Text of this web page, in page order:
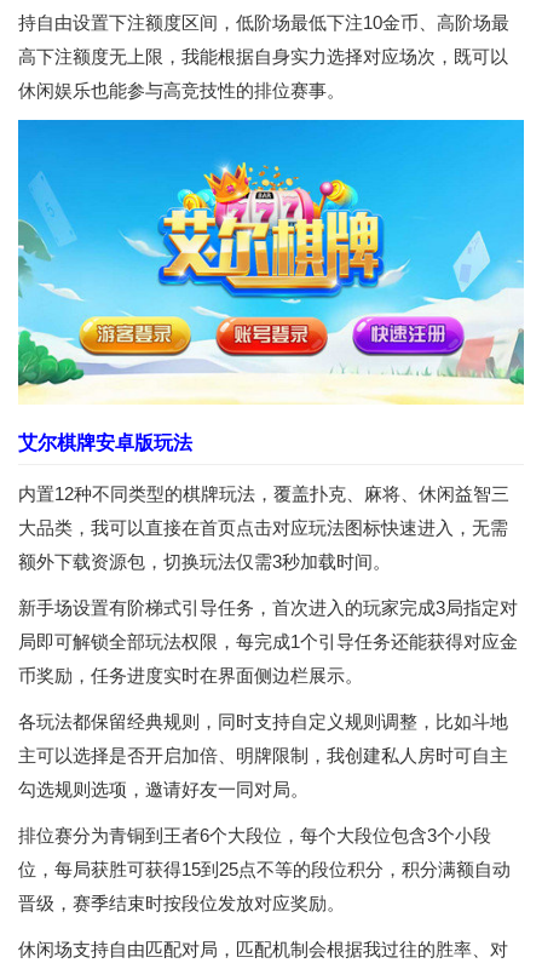
持自由设置下注额度区间，低阶场最低下注10金币、高阶场最
高下注额度无上限，我能根据自身实力选择对应场次，既可以
休闲娱乐也能参与高竞技性的排位赛事。
艾尔棋牌安卓版玩法
内置12种不同类型的棋牌玩法，覆盖扑克、麻将、休闲益智三
大品类，我可以直接在首页点击对应玩法图标快速进入，无需
额外下载资源包，切换玩法仅需3秒加载时间。
新手场设置有阶梯式引导任务，首次进入的玩家完成3局指定对
局即可解锁全部玩法权限，每完成1个引导任务还能获得对应金
币奖励，任务进度实时在界面侧边栏展示。
各玩法都保留经典规则，同时支持自定义规则调整，比如斗地
主可以选择是否开启加倍、明牌限制，我创建私人房时可自主
勾选规则选项，邀请好友一同对局。
排位赛分为青铜到王者6个大段位，每个大段位包含3个小段
位，每局获胜可获得15到25点不等的段位积分，积分满额自动
晋级，赛季结束时按段位发放对应奖励。
休闲场支持自由匹配对局，匹配机制会根据我过往的胜率、对